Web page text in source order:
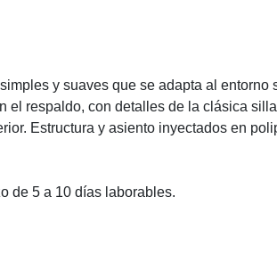
y suaves que se adapta al
el respaldo, con detalles de la clásica
Estructura y asiento inyectados en
de 5 a 10 días laborables.